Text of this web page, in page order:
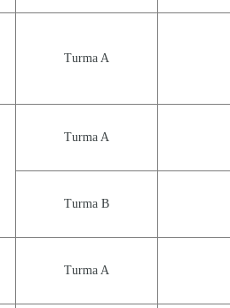
Turma A
Turma A
Turma B
Turma A